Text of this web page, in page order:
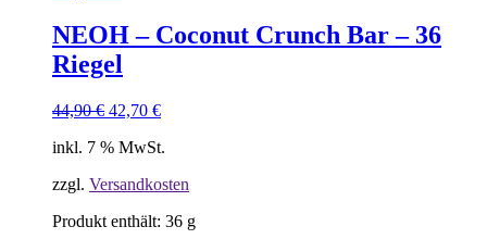
NEOH – Coconut Crunch Bar – 36
Riegel
44,90€ Ursprünglicher
war:
42,70 €Aktueller
ist:
inkl. 7 % MwSt.
zzgl. Versandkosten
Produkt enthält: 36 g